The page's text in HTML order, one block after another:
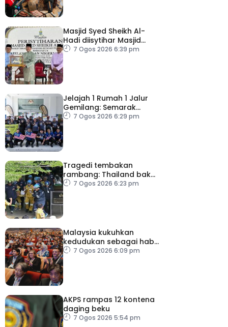
Masjid Syed Sheikh Al-
Hadi diisytihar Masjid
Pelancongan Negeri
7 Ogos 2026 6:39 pm
Jelajah 1 Rumah 1 Jalur
Gemilang: Semarak
semangat patriotisme
7 Ogos 2026 6:29 pm
Tragedi tembakan
rambang: Thailand bakal
umum pelan tindakan
7 Ogos 2026 6:23 pm
Malaysia kukuhkan
kedudukan sebagai hab
acara perniagaan
7 Ogos 2026 6:09 pm
AKPS rampas 12 kontena
daging beku
7 Ogos 2026 5:54 pm